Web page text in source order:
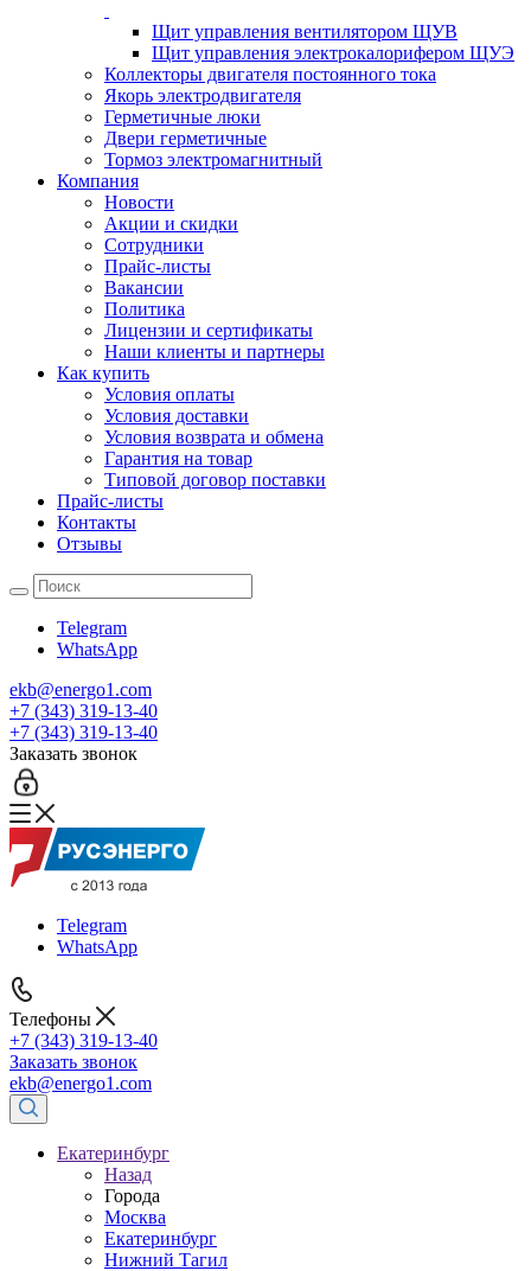
Щит управления вентилятором ЩУВ
Щит управления электрокалорифером ЩУЭ
Коллекторы двигателя постоянного тока
Якорь электродвигателя
Герметичные люки
Двери герметичные
Тормоз электромагнитный
Компания
Новости
Акции и скидки
Сотрудники
Прайс-листы
Вакансии
Политика
Лицензии и сертификаты
Наши клиенты и партнеры
Как купить
Условия оплаты
Условия доставки
Условия возврата и обмена
Гарантия на товар
Типовой договор поставки
Прайс-листы
Контакты
Отзывы
Telegram
WhatsApp
ekb@energo1.com
+7 (343) 319-13-40
+7 (343) 319-13-40
Заказать звонок
Telegram
WhatsApp
Телефоны
+7 (343) 319-13-40
Заказать звонок
ekb@energo1.com
Екатеринбург
Назад
Города
Москва
Екатеринбург
Нижний Тагил